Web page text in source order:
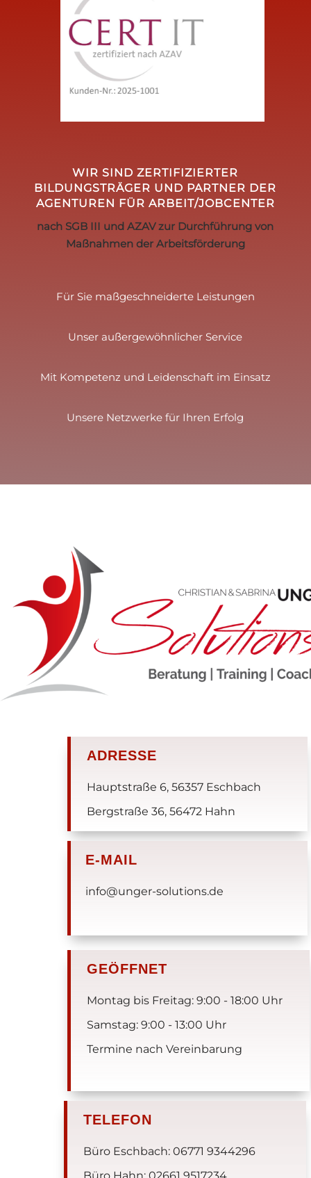
WIR SIND ZERTIFIZIERTER
BILDUNGSTRÄGER UND PARTNER DER
AGENTUREN FÜR ARBEIT/JOBCENTER
nach SGB III und AZAV zur Durchführung von
Maßnahmen der Arbeitsförderung
Für Sie maßgeschneiderte Leistungen
Unser außergewöhnlicher Service
Mit Kompetenz und Leidenschaft im Einsatz
Unsere Netzwerke für Ihren Erfolg
ADRESSE
Hauptstraße 6, 56357 Eschbach
Bergstraße 36, 56472 Hahn
E-MAIL
info@unger-solutions.de
GEÖFFNET
Montag bis Freitag: 9:00 - 18:00 Uhr
Samstag: 9:00 - 13:00 Uhr
Termine nach Vereinbarung
TELEFON
Büro Eschbach: 06771 9344296